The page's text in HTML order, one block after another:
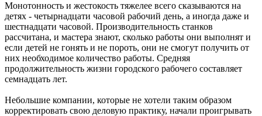
Монотонность и жестокость тяжелее всего сказываются на
детях - четырнадцати часовой рабочий день, а иногда даже и
шестнадцати часовой. Производительность станков
рассчитана, и мастера знают, сколько работы они выполнят и
если детей не гонять и не пороть, они не смогут получить от
них необходимое количество работы. Средняя
продолжительность жизни городского рабочего составляет
семнадцать лет.
Небольшие компании, которые не хотели таким образом
корректировать свою деловую практику, начали проигрывать